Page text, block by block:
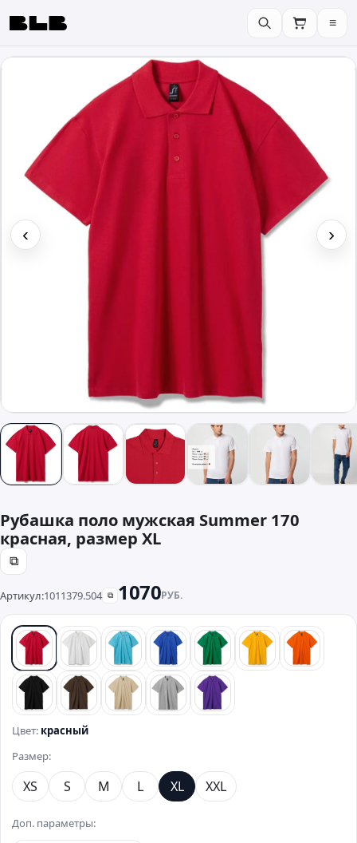
BLB ≡
‹ ›
Рубашка поло мужская Summer 170
красная, размер XL
⧉
Артикул:1011379.504 ⧉ 1070РУБ.
красныйбелый бирюзовый
синий зеленыйжелтый
черныйкоричневый
бежевыйсерый фиолетовый
Цвет: красный
Размер:
XS S M L XL XXL
Доп. параметры: